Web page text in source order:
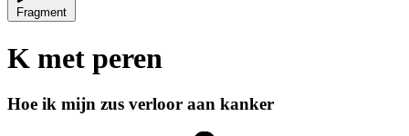
Fragment
K met peren
Hoe ik mijn zus verloor aan kanker